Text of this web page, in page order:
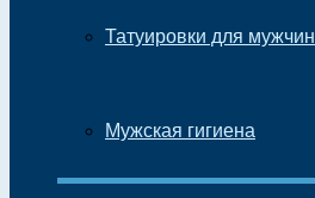
Татуировки для мужчин
Мужская гигиена